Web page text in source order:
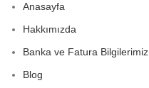
Anasayfa
Hakkımızda
Banka ve Fatura Bilgilerimiz
Blog